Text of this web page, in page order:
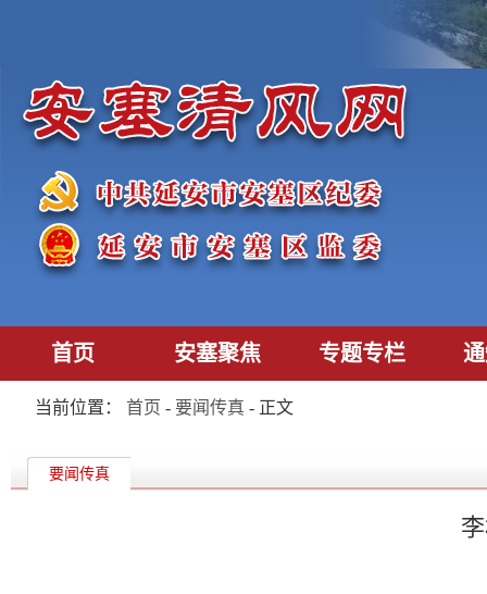
首页 安塞聚焦 专题专栏
当前位置： 首页 - 要闻传真 - 正文
要闻传真